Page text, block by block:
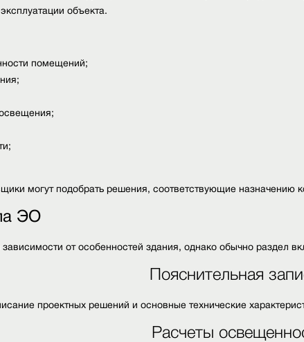
объекта.
помещений;
могут подобрать решения, соответствующие назначению
ЭО
от особенностей здания, однако обычно раздел
Пояснительная
проектных решений и основные технические
Расчеты